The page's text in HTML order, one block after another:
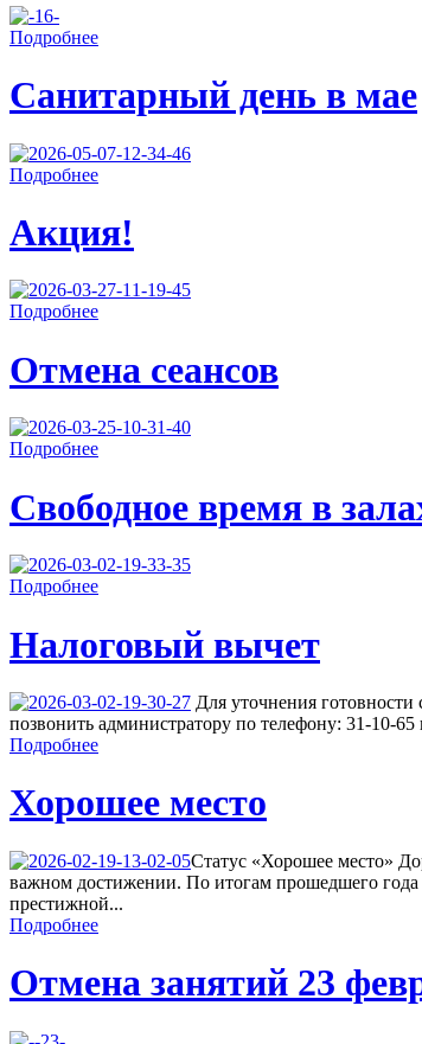
Подробнее
Санитарный день в мае
Подробнее
Акция!
Подробнее
Отмена сеансов
Подробнее
Свободное время в
Подробнее
Налоговый вычет
Для уточнения
позвонить администратору по телефону: 31-10-
Подробнее
Хорошее место
Cтатус «Хорошее место»
важном достижении. По итогам прошедшего года
престижной...
Подробнее
Отмена занятий 23